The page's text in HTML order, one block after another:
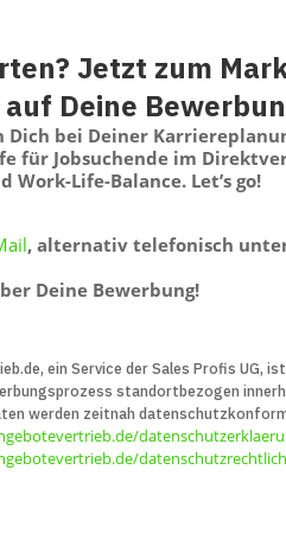
Jetzt zum
Deine
bei Deiner
für Jobsuchende im
Work-Life-Balance. Let’s go!
, alternativ telefonisch
Deine Bewerbung!
ein Service der Sales Profis UG,
standort­bezogen
werden zeitnah